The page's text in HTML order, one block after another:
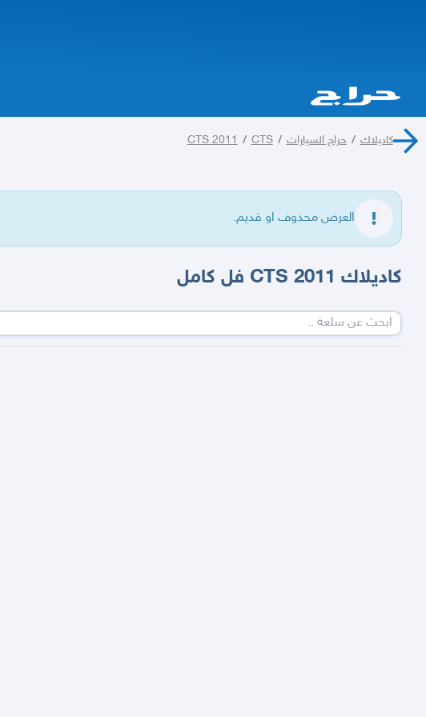
كاديلاك / حراج السيارات /
CTS 2011 / CTS
العرض محذوف او قديم.
كاديلاك CTS 2011 فل كامل